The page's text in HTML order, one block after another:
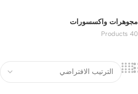
مجوهرات واكسسورات
40 Products